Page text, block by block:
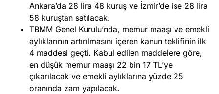
Ankara’da 28 lira 48 kuruş ve İzmir’de ise 28 lira
58 kuruştan satılacak.
TBMM Genel Kurulu’nda, memur maaşı ve emekli
aylıklarının artırılmasını içeren kanun teklifinin ilk
4 maddesi geçti. Kabul edilen maddelere göre,
en düşük memur maaşı 22 bin 17 TL’ye
çıkarılacak ve emekli aylıklarına yüzde 25
oranında zam yapılacak.